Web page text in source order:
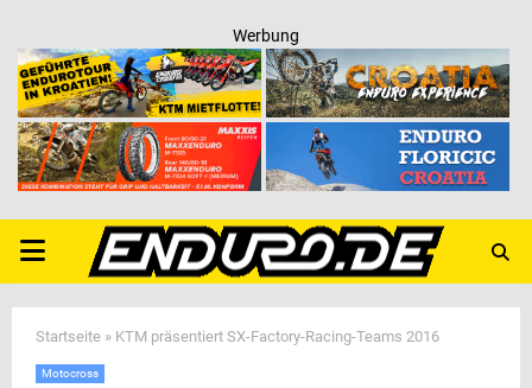
Werbung
PRIMARY
MENU
Startseite » KTM präsentiert SX-Factory-Racing-Teams 2016
Motocross